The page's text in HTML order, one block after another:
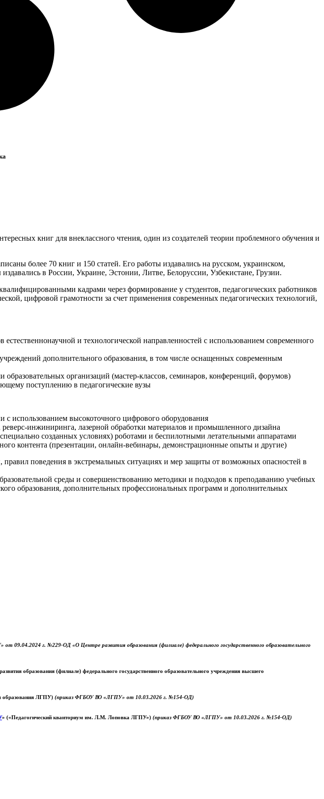
книг для внеклассного чтения, один из создателей теории проблемного обучения и
более 70 книг и 150 статей. Его работы издавались на русском, украинском,
в России, Украине, Эстонии, Литве, Белоруссии, Узбекистане, Грузии.
кадрами через формирование у студентов, педагогических работников
цифровой грамотности за счет применения современных педагогических технологий,
и технологической направленностей с использованием современного
дополнительного образования, в том числе оснащенных современным
организаций (мастер-классов, семинаров, конференций, форумов)
поступлению в педагогические вузы
использованием высокоточного цифрового оборудования
инжиниринга, лазерной обработки материалов и промышленного дизайна
созданных условиях) роботами и беспилотными летательными аппаратами
контента (презентации, онлайн-вебинары, демонстрационные опыты и другие)
поведения в экстремальных ситуациях и мер защиты от возможных опасностей в
среды и совершенствованию методики и подходов к преподаванию учебных
образования, дополнительных профессиональных программ и дополнительных
09.04.2024 г. №229-ОД «О Центре развития образования (филиале) федерального государственного образовательного
образования (филиале) федерального государственного образовательного учреждения высшего
образования ЛГПУ) (приказ ФГБОУ ВО «ЛГПУ» от 10.03.2026 г. №154-ОД)
» («Педагогический кванториум им. Л.М. Лоповка ЛГПУ») (приказ ФГБОУ ВО «ЛГПУ» от 10.03.2026 г. №154-ОД)